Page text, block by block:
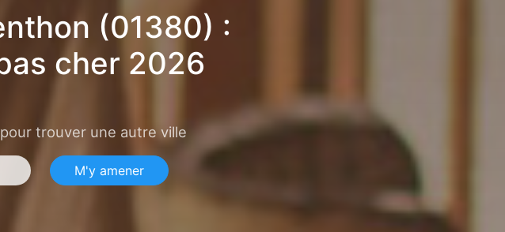
(01380) :
cher 2026
trouver une autre ville
M'y amener